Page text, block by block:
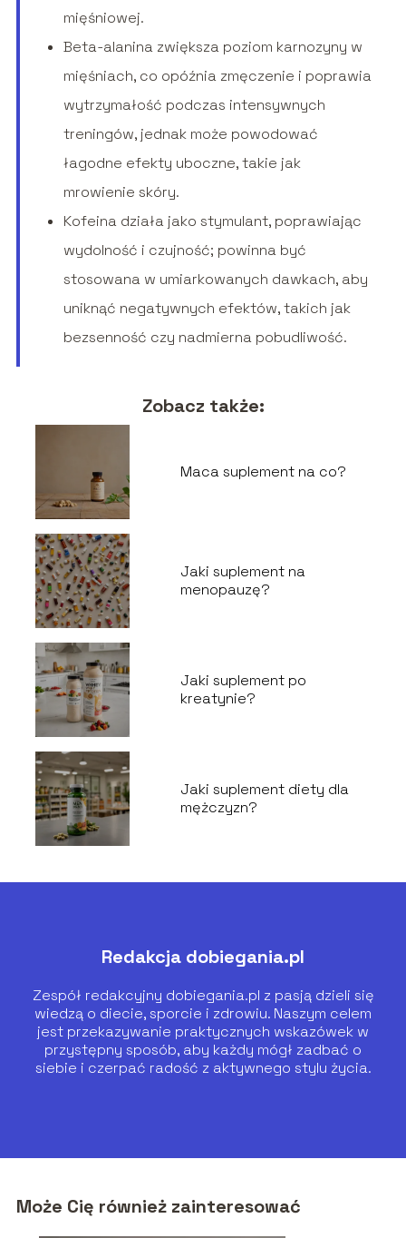
mięśniowej.
Beta-alanina zwiększa poziom karnozyny w
mięśniach, co opóźnia zmęczenie i poprawia
wytrzymałość podczas intensywnych
treningów, jednak może powodować
łagodne efekty uboczne, takie jak
mrowienie skóry.
Kofeina działa jako stymulant, poprawiając
wydolność i czujność; powinna być
stosowana w umiarkowanych dawkach, aby
uniknąć negatywnych efektów, takich jak
bezsenność czy nadmierna pobudliwość.
Zobacz także:
Maca suplement na co?
Jaki suplement na
menopauzę?
Jaki suplement po
kreatynie?
Jaki suplement diety dla
mężczyzn?
Redakcja dobiegania.pl
Zespół redakcyjny dobiegania.pl z pasją dzieli się
wiedzą o diecie, sporcie i zdrowiu. Naszym celem
jest przekazywanie praktycznych wskazówek w
przystępny sposób, aby każdy mógł zadbać o
siebie i czerpać radość z aktywnego stylu życia.
Może Cię również zainteresować